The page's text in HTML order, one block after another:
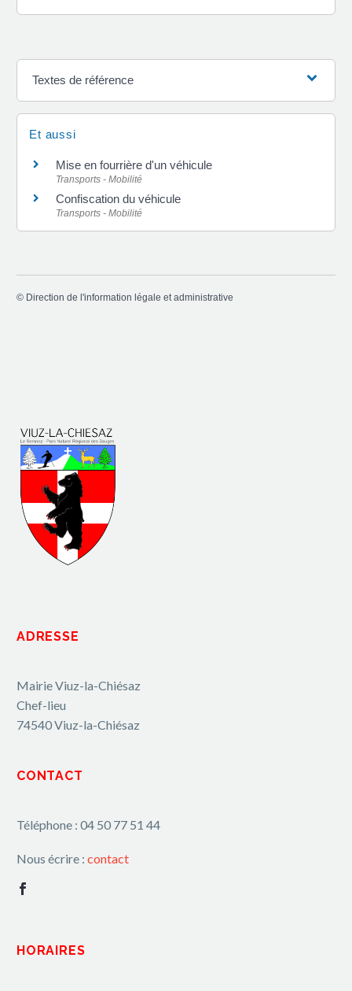
Textes de référence
Et aussi
Mise en fourrière d'un véhicule
Transports - Mobilité
Confiscation du véhicule
Transports - Mobilité
© Direction de l'information légale et administrative
ADRESSE
Mairie Viuz-la-Chiésaz
Chef-lieu
74540 Viuz-la-Chiésaz
CONTACT
Téléphone : 04 50 77 51 44
Nous écrire : contact
HORAIRES